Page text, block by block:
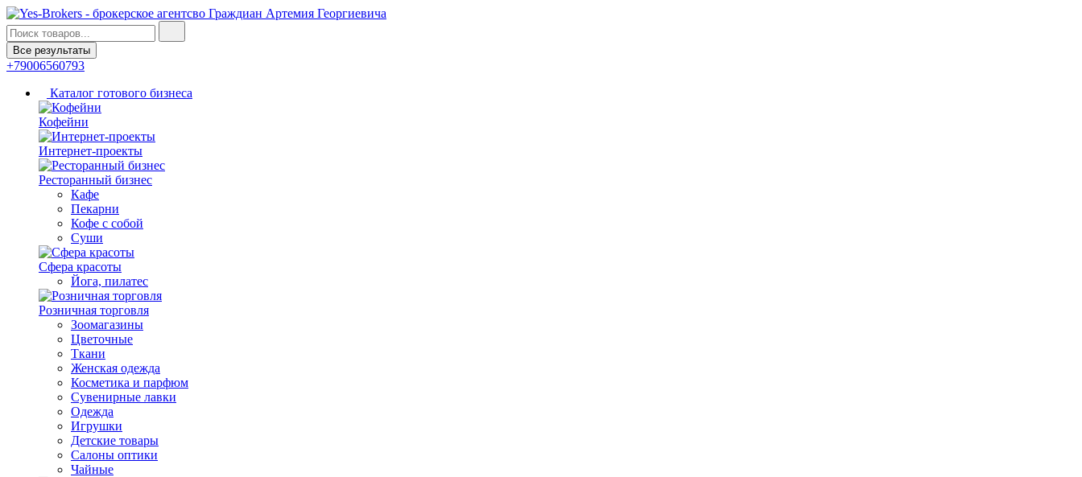
Все результаты
+79006560793
Каталог готового бизнеса
Кофейни
Интернет-проекты
Ресторанный бизнес
Кафе
Пекарни
Кофе с собой
Суши
Сфера красоты
Йога, пилатес
Розничная торговля
Зоомагазины
Цветочные
Ткани
Женская одежда
Косметика и парфюм
Сувенирные лавки
Одежда
Игрушки
Детские товары
Салоны оптики
Чайные